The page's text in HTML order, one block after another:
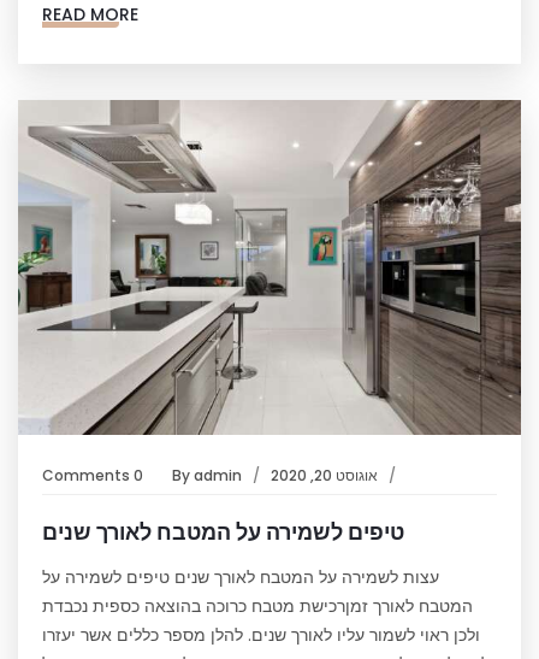
READ MORE
אוגוסט 20, 2020 Byadmin
0 Comments
טיפים לשמירה על המטבח לאורך שנים
עצות לשמירה על המטבח לאורך שנים טיפים לשמירה על
המטבח לאורך זמןרכישת מטבח כרוכה בהוצאה כספית נכבדת
ולכן ראוי לשמור עליו לאורך שנים. להלן מספר כללים אשר יעזרו